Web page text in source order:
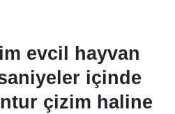
evcil hayvan
içinde
çizim haline